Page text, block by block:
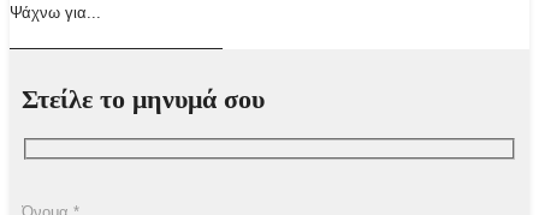
Στείλε το μηνυμά σου